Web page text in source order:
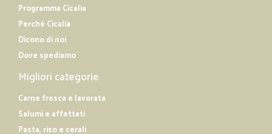
Programma Cicalia
Perché Cicalia
Dicono di noi
Dove spediamo
Migliori categorie
Carne fresca e lavorata
Salumi e affettati
Pasta, riso e cerali